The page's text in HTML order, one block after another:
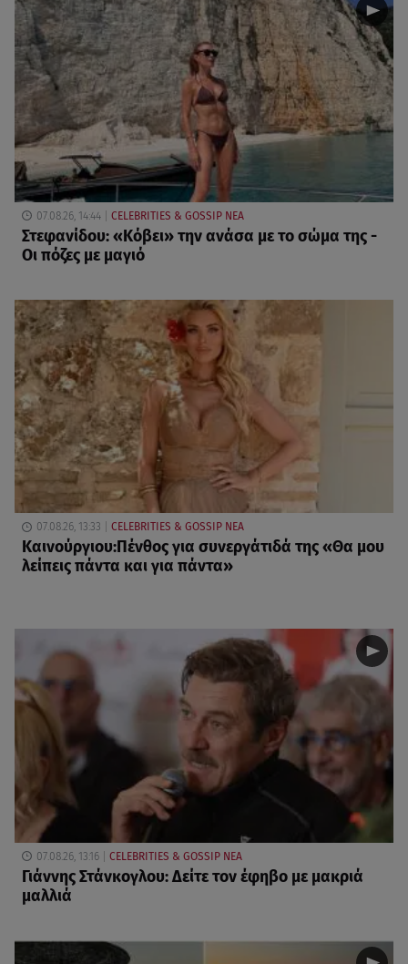
07.08.26, 14:44 CELEBRITIES & GOSSIP ΝΕΑ
Στεφανίδου: «Κόβει» την ανάσα με το σώμα της -
Οι πόζες με μαγιό
07.08.26, 13:33 CELEBRITIES & GOSSIP ΝΕΑ
Καινούργιου:Πένθος για συνεργάτιδά της «Θα μου
λείπεις πάντα και για πάντα»
07.08.26, 13:16 CELEBRITIES & GOSSIP ΝΕΑ
Γιάννης Στάνκογλου: Δείτε τον έφηβο με μακριά
μαλλιά